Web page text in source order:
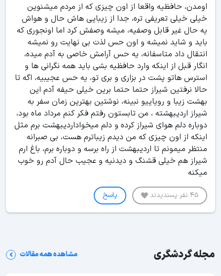
اومدن، حافظیه واقعا از اون چیزی که از مردم میشنوین
خیلی خیلی تعریفی تره، جدا از زیبایی هاش حال و هواش
یه حال غیر قابل وصفیه، میشه وصفش کرد اما اونجوری که
باید و شاید نمیشه و اون حس لذت بی نهایت رو نمیشه
انتقال داد متاسفانه، یه حس آرامش خاصی به آدم میده،
انگار قبل از اینکه وارد حافظیه بشی باید همه نگرانی ها و
استرس هاتو پشت در بزاری و بری تو، یه حس عجیبیه، اگه تا
حالا نرفتین شیراز حتما حتما برین خیلی حیفه آدم این
بهشت زیبا و رویاییو نبینه، نوشتین بهترین زمان سفر به
شیراز اردیبهشته ، من تابستون رفتم فکر کنم مرداد ماه بود،
دوباره دلم هوای شیراز کرده و دلم میخواداردیبهشت برم مثل
اینکه از اون چیزی که من دیدم زیباترم هست، بی صبرانه
منتظر میمونم تا اردیبهشت از راه برسه و دوباره برم، باغ ارم
شیراز هم خیلی قشنگ و دیدنیه و عجیب حال آدم رو خوب
میکنه
45 نفر پسندیدند پاسخ
مجله گردشگری مشاهده همه مقالات